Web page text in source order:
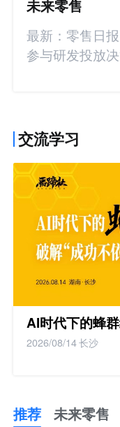
未来零售
最新：零售日
参与研发投放
交流学习
AI时代下的蜂
2026/08/14长沙
推荐 未来零售